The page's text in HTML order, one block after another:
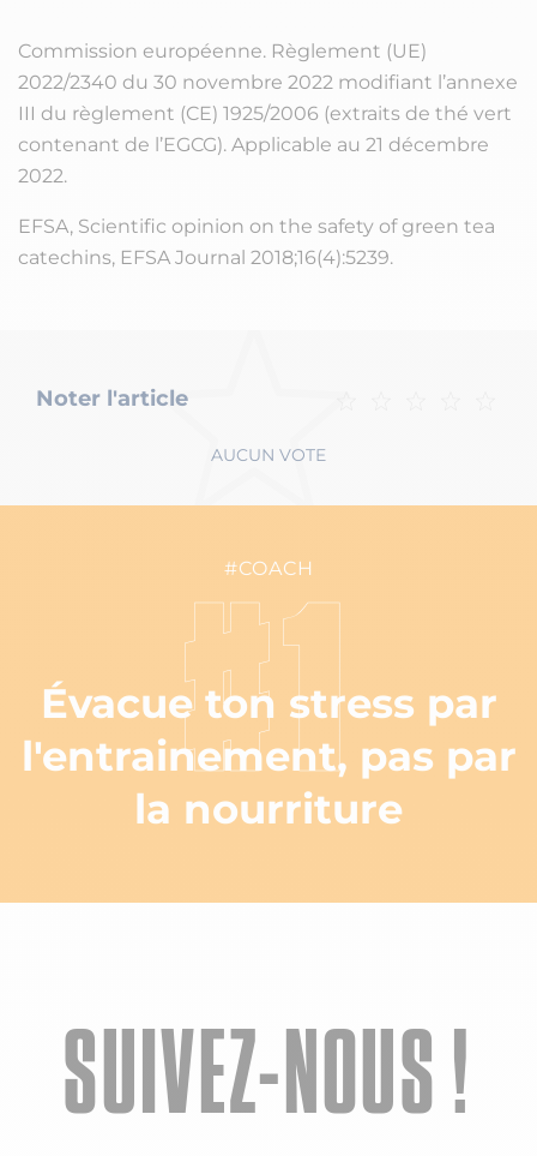
Commission européenne. Règlement (UE)
2022/2340 du 30 novembre 2022 modifiant l’annexe
III du règlement (CE) 1925/2006 (extraits de thé vert
contenant de l’EGCG). Applicable au 21 décembre
2022.
EFSA, Scientific opinion on the safety of green tea
catechins, EFSA Journal 2018;16(4):5239.
Noter l'article
AUCUN VOTE
#COACH
#1
Évacue ton stress par
l'entrainement, pas par
la nourriture
SUIVEZ-NOUS !